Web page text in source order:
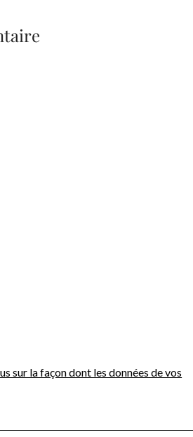
sur la façon dont les données de vos